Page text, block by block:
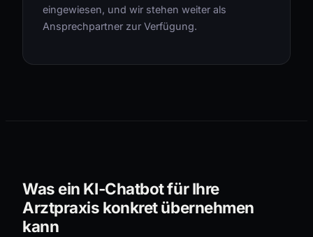
eingewiesen, und wir stehen weiter als
Ansprechpartner zur Verfügung.
Was ein KI-Chatbot für Ihre
Arztpraxis konkret übernehmen
kann